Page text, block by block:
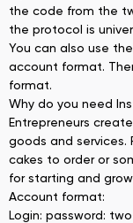
the code from the
the protocol is
You can also use
account format.
format.
Why do you need
Entrepreneurs
goods and services.
cakes to order or
for starting and
Account format:
Login: password: